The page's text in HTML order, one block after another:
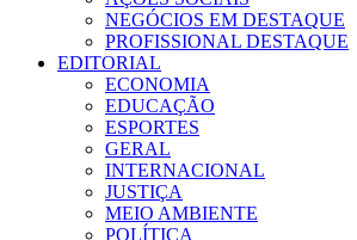
NEGÓCIOS EM DESTAQUE
PROFISSIONAL DESTAQUE
EDITORIAL
ECONOMIA
EDUCAÇÃO
ESPORTES
GERAL
INTERNACIONAL
JUSTIÇA
MEIO AMBIENTE
POLÍTICA